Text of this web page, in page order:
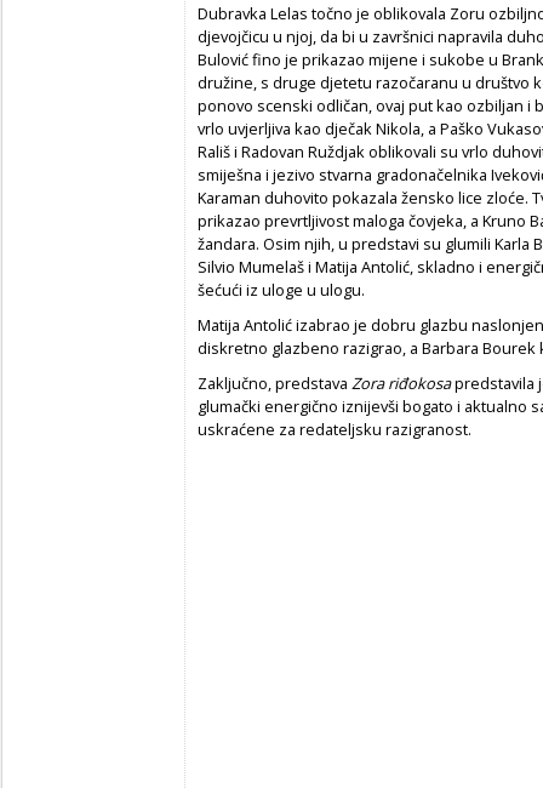
Dubravka Lelas točno je oblikovala Zoru
djevojčicu u njoj, da bi u završnici napravila
Bulović fino je prikazao mijene i sukobe u
družine, s druge djetetu razočaranu u društvo
ponovo scenski odličan, ovaj put kao ozbiljan i
vrlo uvjerljiva kao dječak Nikola, a Paško
Rališ i Radovan Ruždjak oblikovali su vrlo
smiješna i jezivo stvarna gradonačelnika
Karaman duhovito pokazala žensko lice zloće.
prikazao prevrtljivost maloga čovjeka, a Kruno
žandara. Osim njih, u predstavi su glumili Karla
Silvio Mumelaš i Matija Antolić, skladno i
šećući iz uloge u ulogu.
Matija Antolić izabrao je dobru glazbu
diskretno glazbeno razigrao, a Barbara
Zaključno, predstava Zora riđokosapredstavila
glumački energično iznijevši bogato i aktualno
uskraćene za redateljsku razigranost.